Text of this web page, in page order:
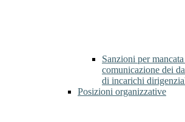
Sanzioni per
comunicazione dei
di incarichi
Posizioni organizzative